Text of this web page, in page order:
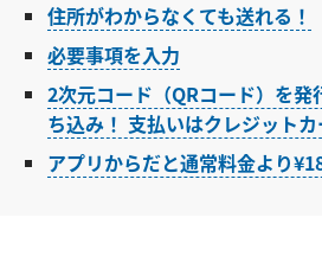
住所がわからなくても送れる！
必要事項を入力
2次元コード（QRコード）を
ち込み！ 支払いはクレジット
アプリからだと通常料金より